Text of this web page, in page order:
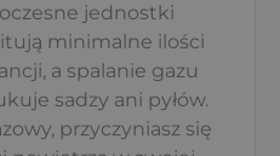
jednostki
minimalne ilości
a spalanie gazu
sadzy ani pyłów.
przyczyniasz się